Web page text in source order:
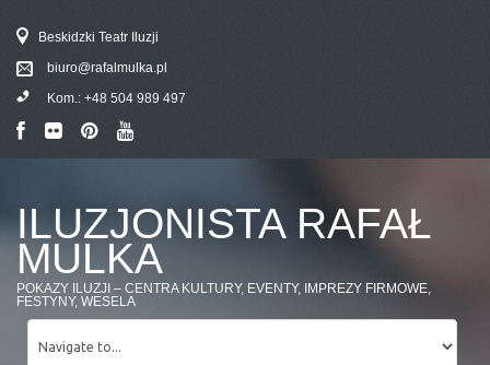
Beskidzki Teatr Iluzji
biuro@rafalmulka.pl
Kom.: +48 504 989 497
ILUZJONISTA RAFAŁ
MULKA
POKAZY ILUZJI – CENTRA KULTURY, EVENTY, IMPREZY FIRMOWE,
FESTYNY, WESELA